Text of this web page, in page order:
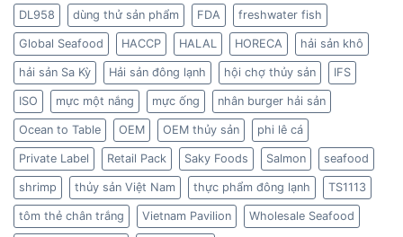
DL958 dùng thử sản phẩm FDA freshwater fish
Global Seafood HACCP HALAL HORECA hải sản khô
hải sản Sa Kỳ Hải sản đông lạnh hội chợ thủy sản IFS
ISO mực một nắng mực ống nhân burger hải sản
Ocean to Table OEM OEM thủy sản phi lê cá
Private Label Retail Pack Saky Foods Salmon seafood
shrimp thủy sản Việt Nam thực phẩm đông lạnh TS1113
tôm thẻ chân trắng Vietnam Pavilion Wholesale Seafood